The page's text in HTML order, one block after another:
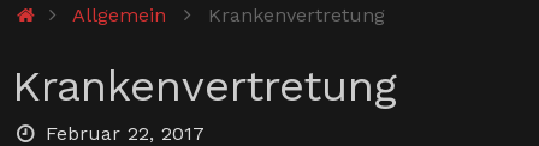
StartAllgemein Krankenvertretung
Krankenvertretung
Februar 22, 2017